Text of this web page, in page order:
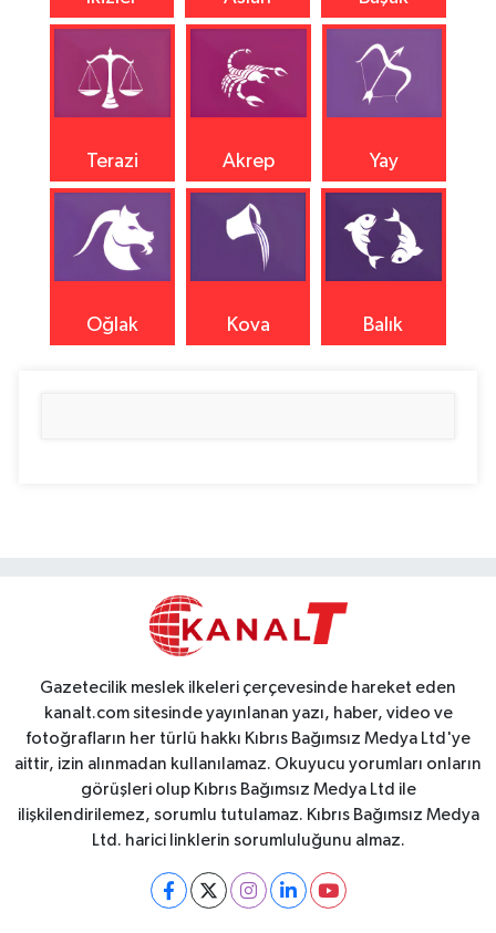
Terazi Akrep Yay
Oğlak Kova Balık
Gazetecilik meslek ilkeleri çerçevesinde hareket eden
kanalt.com sitesinde yayınlanan yazı, haber, video ve
fotoğrafların her türlü hakkı Kıbrıs Bağımsız Medya Ltd'ye
aittir, izin alınmadan kullanılamaz. Okuyucu yorumları onların
görüşleri olup Kıbrıs Bağımsız Medya Ltd ile
ilişkilendirilemez, sorumlu tutulamaz. Kıbrıs Bağımsız Medya
Ltd. harici linklerin sorumluluğunu almaz.